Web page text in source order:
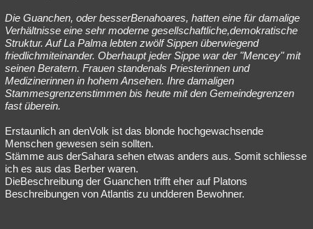
Die Guanchen, oder besserBenahoares, hatten eine für damalige
Verhältnisse eine sehr moderne gesellschaftliche,demokratische
Struktur. Auf La Palma lebten zwölf Sippen überwiegend
friedlichmiteinander. Oberhaupt jeder Sippe war der "Mencey" mit
seinen Beratern. Frauen standenals Priesterinnen und
Medizinerinnen in hohem Ansehen. Ihre damaligen
Stammesgrenzenstimmen bis heute mit den Gemeindegrenzen
fast überein.
Erstaunlich an denVolk ist das blonde hochgewachsende
Menschen gewesen sein sollten.
Stämme aus derSahara sehen etwas anders aus. Somit schliesse
ich es aus das Berber waren.
DieBeschreibung der Guanchen trifft eher auf Platons
Beschreibungen von Atlantis zu undderen Bewohner.